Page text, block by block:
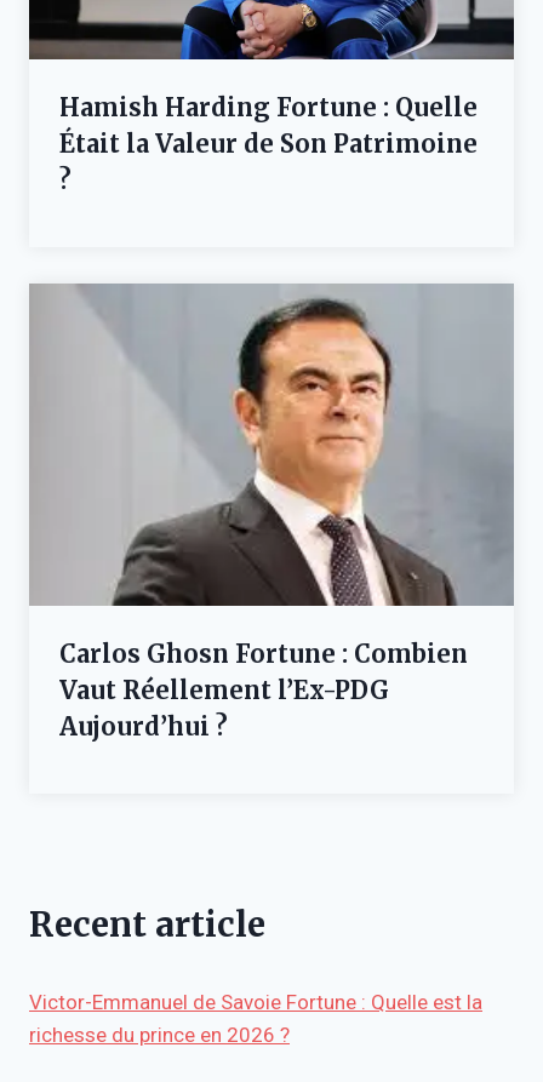
Hamish Harding Fortune : Quelle
Était la Valeur de Son Patrimoine
?
Carlos Ghosn Fortune : Combien
Vaut Réellement l’Ex-PDG
Aujourd’hui ?
Recent article
Victor-Emmanuel de Savoie Fortune : Quelle est la
richesse du prince en 2026 ?